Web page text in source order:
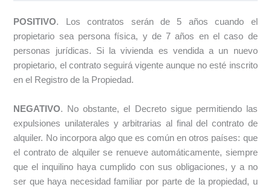
POSITIVO. Los contratos serán de 5 años cuando el
propietario sea persona física, y de 7 años en el caso de
personas jurídicas. Si la vivienda es vendida a un nuevo
propietario, el contrato seguirá vigente aunque no esté inscrito
en el Registro de la Propiedad.
NEGATIVO. No obstante, el Decreto sigue permitiendo las
expulsiones unilaterales y arbitrarias al final del contrato de
alquiler. No incorpora algo que es común en otros países: que
el contrato de alquiler se renueve automáticamente, siempre
que el inquilino haya cumplido con sus obligaciones, y a no
ser que haya necesidad familiar por parte de la propiedad, u